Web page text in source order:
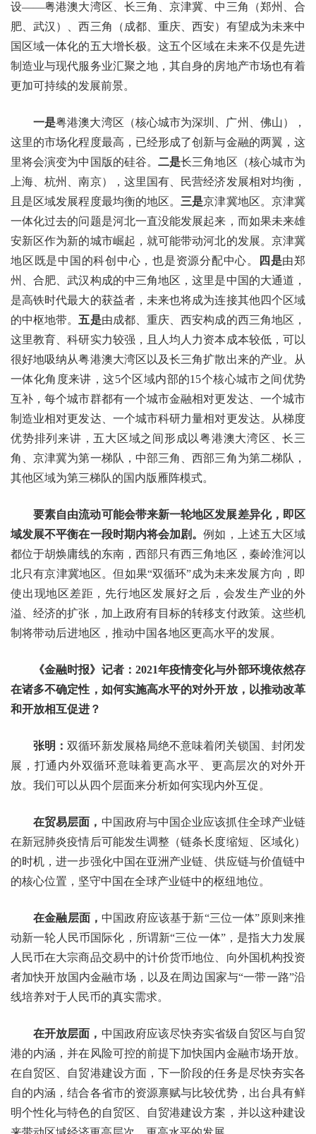
设——粤港澳大湾区、长三角、京津冀、中三角（郑州、合
肥、武汉）、西三角（成都、重庆、西安）有望成为未来中
国区域一体化的五大增长极。这五个区域在未来不仅是先进
制造业与现代服务业汇聚之地，其自身的房地产市场也有着
更加可持续的发展前景。
一是粤港澳大湾区（核心城市为深圳、广州、佛山），
这里的市场化程度最高，已经形成了创新与金融的两翼，这
里将会演变为中国版的硅谷。二是长三角地区（核心城市为
上海、杭州、南京），这里国有、民营经济发展相对均衡，
且是区域发展程度最均衡的地区。 三是京津冀地区。京津冀
一体化过去的问题是河北一直没能发展起来，而如果未来雄
安新区作为新的城市崛起，就可能带动河北的发展。京津冀
地区既是中国的科创中心，也是资源分配中心。
四是由郑
州、合肥、武汉构成的中三角地区，这里是中国的大通道，
是高铁时代最大的获益者，未来也将成为连接其他四个区域
的中枢地带。 五是由成都、重庆、西安构成的西三角地区，
这里教育、科研实力较强，且人均人力资本成本较低，可以
很好地吸纳从粤港澳大湾区以及长三角扩散出来的产业。从
一体化角度来讲，这5个区域内部的15个核心城市之间优势
互补，每个城市群都有一个城市金融相对更发达、一个城市
制造业相对更发达、一个城市科研力量相对更发达。从梯度
优势排列来讲，五大区域之间形成以粤港澳大湾区、长三
角、京津冀为第一梯队，中部三角、西部三角为第二梯队，
其他区域为第三梯队的国内版雁阵模式。
要素自由流动可能会带来新一轮地区发展差异化，即区
域发展不平衡在一段时期内将会加剧。例如，上述五大区域
都位于胡焕庸线的东南，西部只有西三角地区，秦岭淮河以
北只有京津冀地区。但如果“双循环”成为未来发展方向，即
使出现地区差距，先行地区发展好之后，会发生产业的外
溢、经济的扩张，加上政府有目标的转移支付政策。这些机
制将带动后进地区，推动中国各地区更高水平的发展。
《金融时报》记者：2021年疫情变化与外部环境依然存
在诸多不确定性，如何实施高水平的对外开放，以推动改革
和开放相互促进？
张明：双循环新发展格局绝不意味着闭关锁国、封闭发
展，打通内外双循环意味着更高水平、更高层次的对外开
放。我们可以从四个层面来分析如何实现内外互促。
在贸易层面， 中国政府与中国企业应该抓住全球产业链
在新冠肺炎疫情后可能发生调整（链条长度缩短、区域化）
的时机，进一步强化中国在亚洲产业链、供应链与价值链中
的核心位置，坚守中国在全球产业链中的枢纽地位。
在金融层面， 中国政府应该基于新“三位一体”原则来推
动新一轮人民币国际化，所谓新“三位一体”，是指大力发展
人民币在大宗商品交易中的计价货币地位、向外国机构投资
者加快开放国内金融市场，以及在周边国家与“一带一路”沿
线培养对于人民币的真实需求。
在开放层面， 中国政府应该尽快夯实省级自贸区与自贸
港的内涵，并在风险可控的前提下加快国内金融市场开放。
在自贸区、自贸港建设方面，下一阶段的任务是尽快夯实各
自的内涵，结合各省市的资源禀赋与比较优势，出台具有鲜
明个性化与特色的自贸区、自贸港建设方案，并以这种建设